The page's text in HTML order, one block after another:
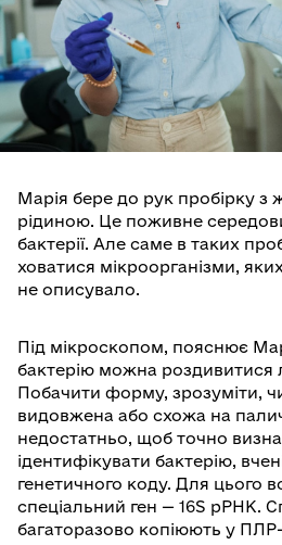
Марія бере до рук пробірку
рідиною. Це поживне
бактерії. Але саме в таких
ховатися мікроорганізми,
не описувало.
Під мікроскопом, пояснює
бактерію можна
Побачити форму, зрозуміти,
видовжена або схожа на
недостатньо, щоб точно
ідентифікувати бактерію,
генетичного коду. Для цього
спеціальний ген — 16S рРНК.
багаторазово копіюють у